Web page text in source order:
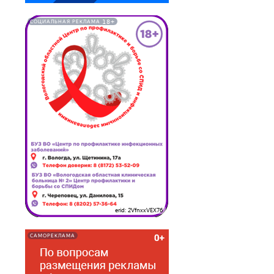
СОЦИАЛЬНАЯ РЕКЛАМА 18+
erid: 2VfnxxVEX76
САМОРЕКЛАМА